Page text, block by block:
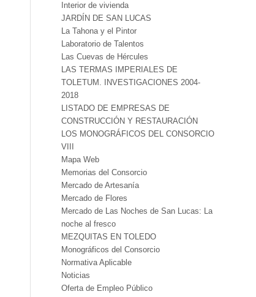
Interior de vivienda
JARDÍN DE SAN LUCAS
La Tahona y el Pintor
Laboratorio de Talentos
Las Cuevas de Hércules
LAS TERMAS IMPERIALES DE
TOLETUM. INVESTIGACIONES 2004-
2018
LISTADO DE EMPRESAS DE
CONSTRUCCIÓN Y RESTAURACIÓN
LOS MONOGRÁFICOS DEL CONSORCIO
VIII
Mapa Web
Memorias del Consorcio
Mercado de Artesanía
Mercado de Flores
Mercado de Las Noches de San Lucas: La
noche al fresco
MEZQUITAS EN TOLEDO
Monográficos del Consorcio
Normativa Aplicable
Noticias
Oferta de Empleo Público